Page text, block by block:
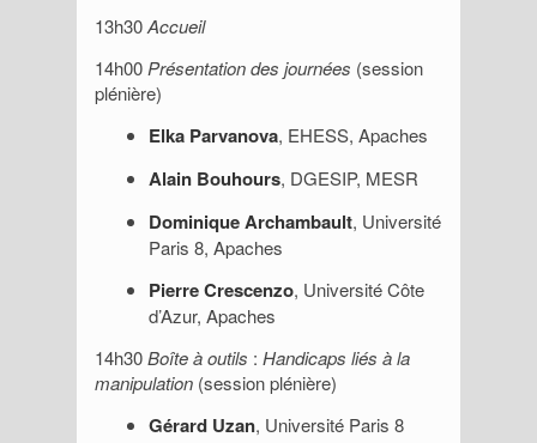
13h30Accueil
14h00 Présentation des journées (session
plénière)
Elka Parvanova, EHESS, Apaches
Alain Bouhours, DGESIP, MESR
Dominique Archambault, Université
Paris 8, Apaches
Pierre Crescenzo, Université Côte
d’Azur, Apaches
14h30Boîte à outils : Handicaps liés à la
manipulation (session plénière)
Gérard Uzan, Université Paris 8